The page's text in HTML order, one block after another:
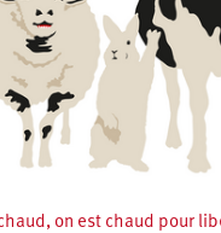
on est chaud pour